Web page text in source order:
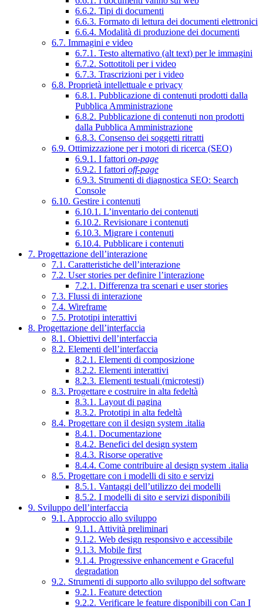
6.6.2. Tipi di documenti
6.6.3. Formato di lettura dei documenti elettronici
6.6.4. Modalità di produzione dei documenti
6.7. Immagini e video
6.7.1. Testo alternativo (alt text) per le immagini
6.7.2. Sottotitoli per i video
6.7.3. Trascrizioni per i video
6.8. Proprietà intellettuale e privacy
6.8.1. Pubblicazione di contenuti prodotti dalla
Pubblica Amministrazione
6.8.2. Pubblicazione di contenuti non prodotti
dalla Pubblica Amministrazione
6.8.3. Consenso dei soggetti ritratti
6.9. Ottimizzazione per i motori di ricerca (SEO)
6.9.1. I fattori on-page
6.9.2. I fattori off-page
6.9.3. Strumenti di diagnostica SEO: Search
Console
6.10. Gestire i contenuti
6.10.1. L’inventario dei contenuti
6.10.2. Revisionare i contenuti
6.10.3. Migrare i contenuti
6.10.4. Pubblicare i contenuti
7. Progettazione dell’interazione
7.1. Caratteristiche dell’interazione
7.2. User stories per definire l’interazione
7.2.1. Differenza tra scenari e user stories
7.3. Flussi di interazione
7.4. Wireframe
7.5. Prototipi interattivi
8. Progettazione dell’interfaccia
8.1. Obiettivi dell’interfaccia
8.2. Elementi dell’interfaccia
8.2.1. Elementi di composizione
8.2.2. Elementi interattivi
8.2.3. Elementi testuali (microtesti)
8.3. Progettare e costruire in alta fedeltà
8.3.1. Layout di pagina
8.3.2. Prototipi in alta fedeltà
8.4. Progettare con il design system .italia
8.4.1. Documentazione
8.4.2. Benefici del design system
8.4.3. Risorse operative
8.4.4. Come contribuire al design system .italia
8.5. Progettare con i modelli di sito e servizi
8.5.1. Vantaggi dell’utilizzo dei modelli
8.5.2. I modelli di sito e servizi disponibili
9. Sviluppo dell’interfaccia
9.1. Approccio allo sviluppo
9.1.1. Attività preliminari
9.1.2. Web design responsivo e accessibile
9.1.3. Mobile first
9.1.4. Progressive enhancement e Graceful
degradation
9.2. Strumenti di supporto allo sviluppo del software
9.2.1. Feature detection
9.2.2. Verificare le feature disponibili con Can I